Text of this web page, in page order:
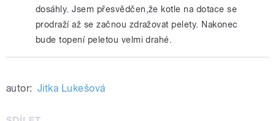
dosáhly. Jsem přesvědčen,že kotle na dotace se
prodraží až se začnou zdražovat pelety. Nakonec
bude topení peletou velmi drahé.
autor: Jitka Lukešová